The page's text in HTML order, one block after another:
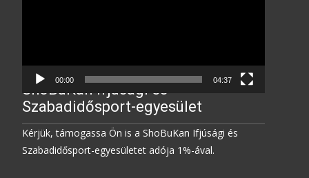
00:00 04:37
ShoBuKan Ifjúsági és
Szabadidősport-egyesület
Kérjük, támogassa Ön is a ShoBuKan Ifjúsági és
Szabadidősport-egyesületet adója 1%-ával.